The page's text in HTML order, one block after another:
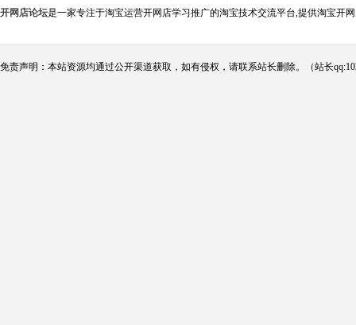
开网店论坛是一家专注于淘宝运营开网店学习推广的淘宝技术交流平台,提供淘宝开
免责声明：本站资源均通过公开渠道获取，如有侵权，请联系站长删除。（站长